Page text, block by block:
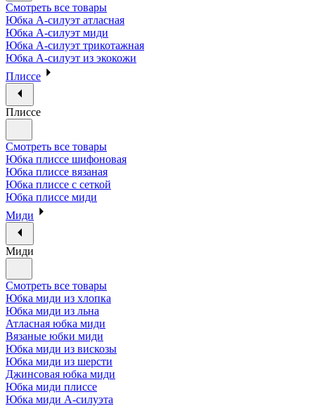
Смотреть все товары
Юбка А-силуэт атласная
Юбка А-силуэт миди
Юбка А-силуэт трикотажная
Юбка А-силуэт из экокожи
Плиссе
Плиссе
Смотреть все товары
Юбка плиссе шифоновая
Юбка плиссе вязаная
Юбка плиссе с сеткой
Юбка плиссе миди
Миди
Миди
Смотреть все товары
Юбка миди из хлопка
Юбка миди из льна
Атласная юбка миди
Вязаные юбки миди
Юбка миди из вискозы
Юбка миди из шерсти
Джинсовая юбка миди
Юбка миди плиссе
Юбка миди А-силуэта